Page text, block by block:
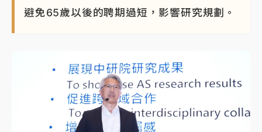
避免65歲以後的聘期過短，影響研究規劃。